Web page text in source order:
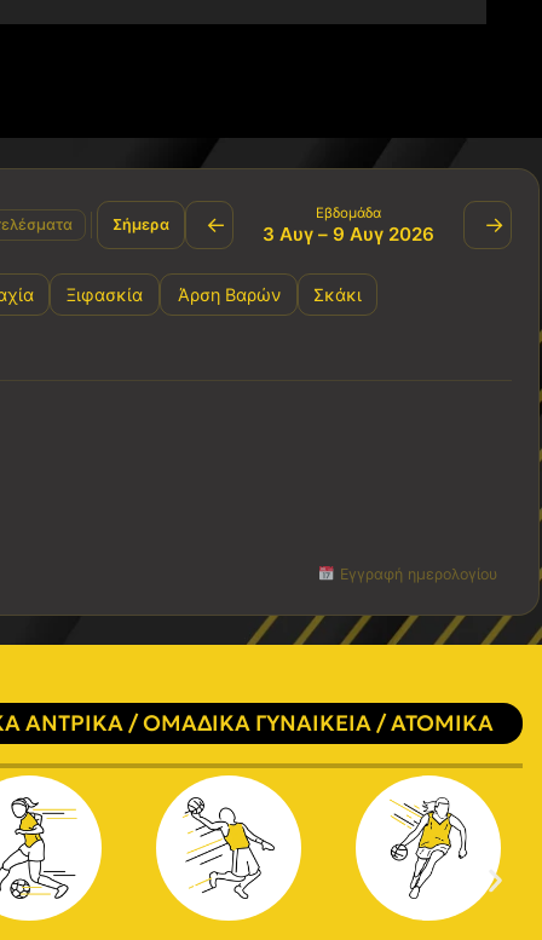
Σήμερα ← Εβδομάδα
3 Αυγ – 9 Αυγ 2026 →
Ξιφασκία Άρση Βαρών Σκάκι
Εγγραφή ημερολογίου
ΑΝΤΡΙΚΑ / ΟΜΑΔΙΚΑ ΓΥΝΑΙΚΕΙΑ / ΑΤΟΜΙΚΑ